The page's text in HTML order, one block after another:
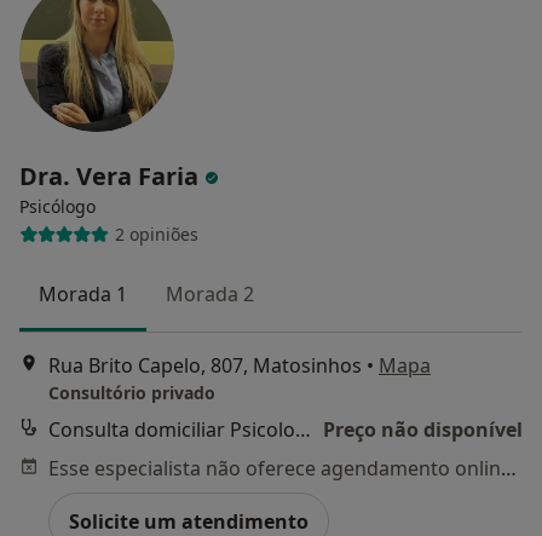
Dra. Vera Faria
Psicólogo
2 opiniões
Morada 1 Morada 2
Rua Brito Capelo, 807, Matosinhos • Mapa
Consultório privado
Consulta domiciliar Psicologia Preço não disponível
Esse especialista não oferece agendamento online para esse endereço.
Solicite um atendimento